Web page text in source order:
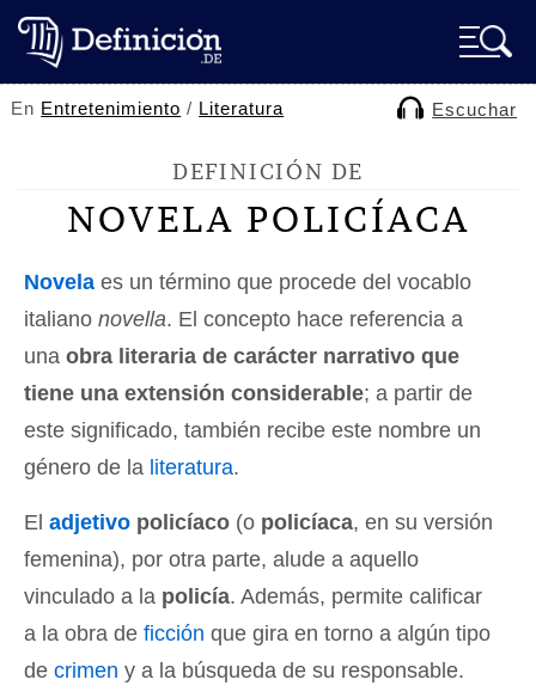
En Entretenimiento / Literatura Escuchar
DEFINICIÓN DE
NOVELA POLICÍACA
Novela es un término que procede del vocablo
italiano novella. El concepto hace referencia a
una obra literaria de carácter narrativo que
tiene una extensión considerable; a partir de
este significado, también recibe este nombre un
género de la literatura.
El adjetivo policíaco (o policíaca, en su versión
femenina), por otra parte, alude a aquello
vinculado a la policía. Además, permite calificar
a la obra de ficción que gira en torno a algún tipo
de crimen y a la búsqueda de su responsable.